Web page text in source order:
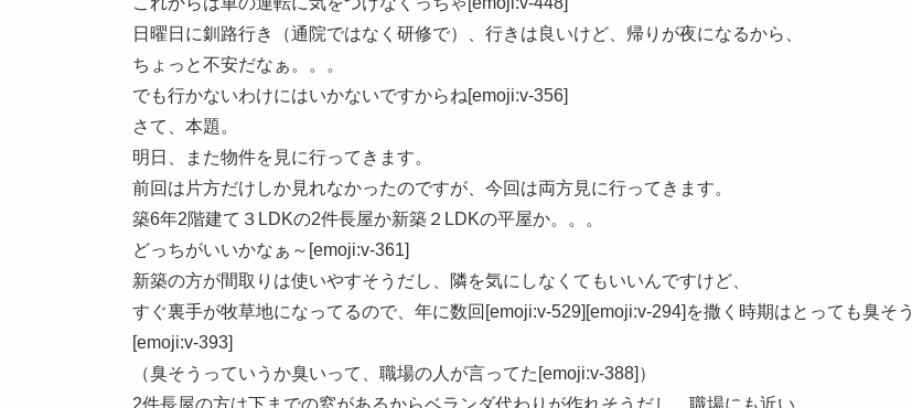
日曜日に釧路行き（通院ではなく研修で）、行きは良いけど、帰りが夜になるから、
ちょっと不安だなぁ。。。
でも行かないわけにはいかないですからね[emoji:v-356]
さて、本題。
明日、また物件を見に行ってきます。
前回は片方だけしか見れなかったのですが、今回は両方見に行ってきます。
築6年2階建て３LDKの2件長屋か新築２LDKの平屋か。。。
どっちがいいかなぁ～[emoji:v-361]
新築の方が間取りは使いやすそうだし、隣を気にしなくてもいいんですけど、
すぐ裏手が牧草地になってるので、年に数回[emoji:v-529][emoji:v-294]を撒く時期はとっても臭そう
[emoji:v-393]
（臭そうっていうか臭いって、職場の人が言ってた[emoji:v-388]）
2件長屋の方は下までの窓があるからベランダ代わりが作れそうだし、職場にも近い。